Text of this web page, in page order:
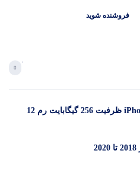
فروشنده شوید
گوشی موبایل اپل iPhone 17 Pro Max ظرفیت 256 گیگابایت رم 12